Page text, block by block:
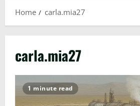
Home carla.mia27
carla.mia27
1 minute read